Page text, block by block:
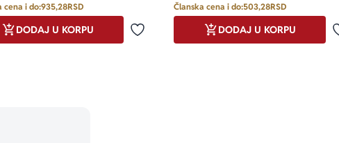
cena i do:935,28RSD
Dodaj u omiljene
DODAJ U KORPU
Članska cena i do:503,28RSD
DODAJ U KORPU